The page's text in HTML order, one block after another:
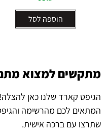
הוספה לסל
מתקשים למצוא
הגיפט קארד שלנו כאן
המתאים לכם מהרשימה
שתרצו עם ברכה אישית.